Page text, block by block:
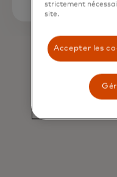
strictement
site.
Accepter les